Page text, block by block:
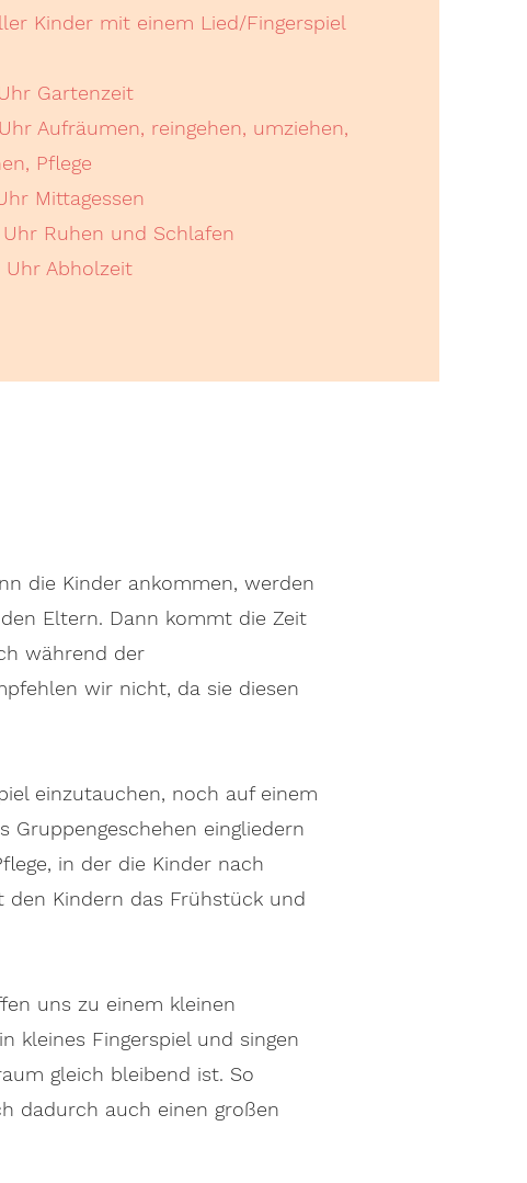
Kinder mit einem Lied/Fingerspiel
Gartenzeit
Uhr Aufräumen, reingehen, umziehen,
Pflege
Mittagessen
Uhr Ruhen und Schlafen
Uhr Abholzeit
die Kinder ankommen, werden
Eltern. Dann kommt die Zeit
während der
wir nicht, da sie diesen
einzutauchen, noch auf einem
Gruppengeschehen eingliedern
in der die Kinder nach
den Kindern das Frühstück und
uns zu einem kleinen
kleines Fingerspiel und singen
gleich bleibend ist. So
dadurch auch einen großen